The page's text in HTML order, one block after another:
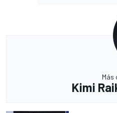
Más
Kimi